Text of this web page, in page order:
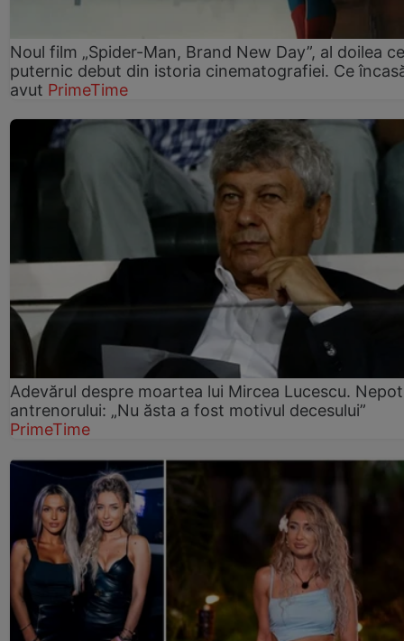
Noul film „Spider-Man, Brand New Day”, al doilea
puternic debut din istoria cinematografiei. Ce
avut PrimeTime
Adevărul despre moartea lui Mircea Lucescu.
antrenorului: „Nu ăsta a fost motivul decesului”
PrimeTime